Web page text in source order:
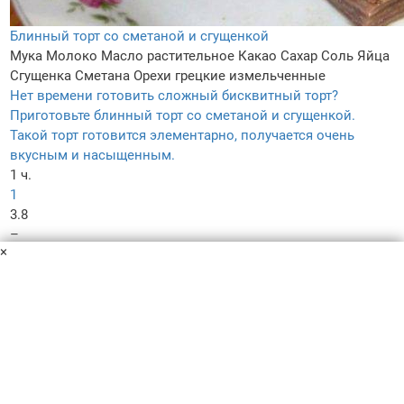
Блинный торт со сметаной и сгущенкой
Мука Молоко Масло растительное Какао Сахар Соль Яйца
Сгущенка Сметана Орехи грецкие измельченные
Нет времени готовить сложный бисквитный торт?
Приготовьте блинный торт со сметаной и сгущенкой.
Такой торт готовится элементарно, получается очень
вкусным и насыщенным.
1 ч.
1
3.8
–
×